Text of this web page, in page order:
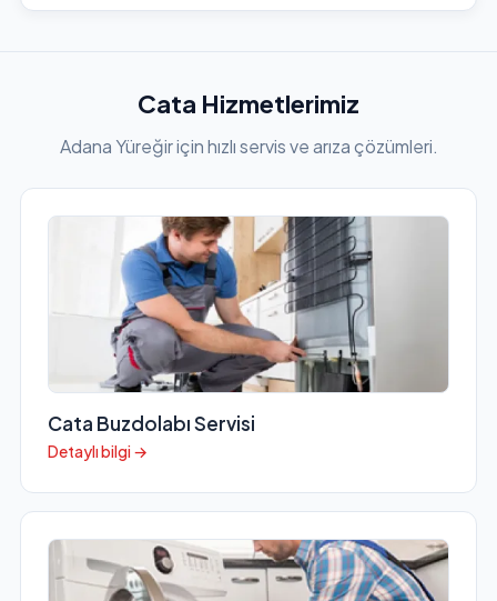
Cata Hizmetlerimiz
Adana Yüreğir için hızlı servis ve arıza çözümleri.
Cata Buzdolabı Servisi
Detaylı bilgi →